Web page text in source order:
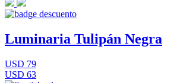
Luminaria Tulipán Negra
USD 79
USD 63